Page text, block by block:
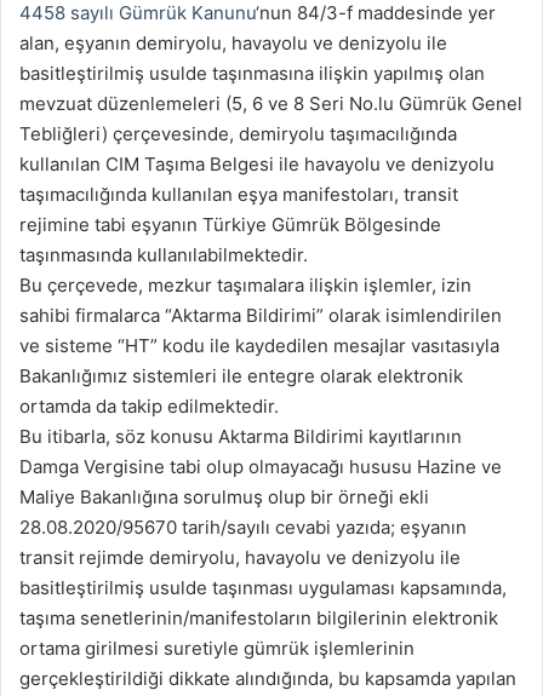
4458 sayılı Gümrük Kanunu‘nun 84/3-f maddesinde yer
alan, eşyanın demiryolu, havayolu ve denizyolu ile
basitleştirilmiş usulde taşınmasına ilişkin yapılmış olan
mevzuat düzenlemeleri (5, 6 ve 8 Seri No.lu Gümrük Genel
Tebliğleri) çerçevesinde, demiryolu taşımacılığında
kullanılan CIM Taşıma Belgesi ile havayolu ve denizyolu
taşımacılığında kullanılan eşya manifestoları, transit
rejimine tabi eşyanın Türkiye Gümrük Bölgesinde
taşınmasında kullanılabilmektedir.
Bu çerçevede, mezkur taşımalara ilişkin işlemler, izin
sahibi firmalarca “Aktarma Bildirimi” olarak isimlendirilen
ve sisteme “HT” kodu ile kaydedilen mesajlar vasıtasıyla
Bakanlığımız sistemleri ile entegre olarak elektronik
ortamda da takip edilmektedir.
Bu itibarla, söz konusu Aktarma Bildirimi kayıtlarının
Damga Vergisine tabi olup olmayacağı hususu Hazine ve
Maliye Bakanlığına sorulmuş olup bir örneği ekli
28.08.2020/95670 tarih/sayılı cevabi yazıda; eşyanın
transit rejimde demiryolu, havayolu ve denizyolu ile
basitleştirilmiş usulde taşınması uygulaması kapsamında,
taşıma senetlerinin/manifestoların bilgilerinin elektronik
ortama girilmesi suretiyle gümrük işlemlerinin
gerçekleştirildiği dikkate alındığında, bu kapsamda yapılan